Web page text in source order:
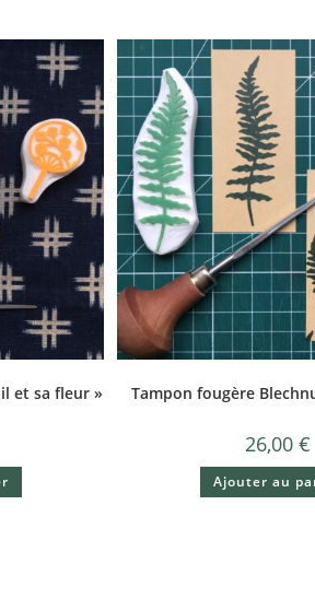
et sa fleur » Tampon fougère
26,00 €
Ajouter au